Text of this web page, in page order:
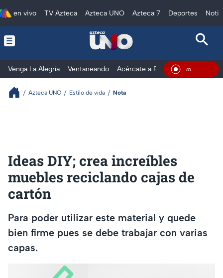
en vivo TV Azteca Azteca UNO Azteca 7 Deportes
Venga La Alegría Ventaneando Acércate a Rocío Al ExtremoEn
Azteca UNO Estilo de vida Nota
Ideas DIY; crea increíbles
muebles reciclando cajas de
cartón
Para poder utilizar este material y quede
bien firme pues se debe trabajar con varias
capas.